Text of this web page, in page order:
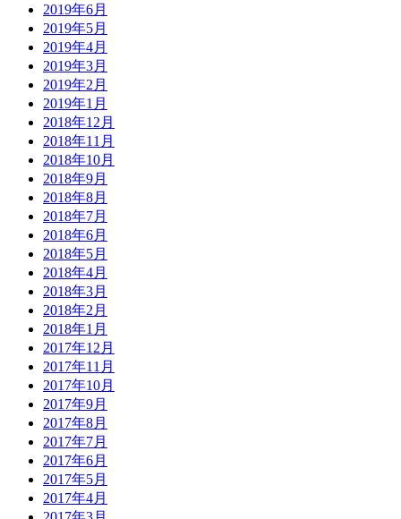
2019年6月
2019年5月
2019年4月
2019年3月
2019年2月
2019年1月
2018年12月
2018年11月
2018年10月
2018年9月
2018年8月
2018年7月
2018年6月
2018年5月
2018年4月
2018年3月
2018年2月
2018年1月
2017年12月
2017年11月
2017年10月
2017年9月
2017年8月
2017年7月
2017年6月
2017年5月
2017年4月